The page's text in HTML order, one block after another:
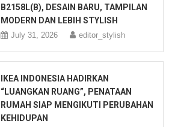
B2158L(B), DESAIN BARU, TAMPILAN
MODERN DAN LEBIH STYLISH
July 31, 2026 editor_stylish
IKEA INDONESIA HADIRKAN
“LUANGKAN RUANG”, PENATAAN
RUMAH SIAP MENGIKUTI PERUBAHAN
KEHIDUPAN